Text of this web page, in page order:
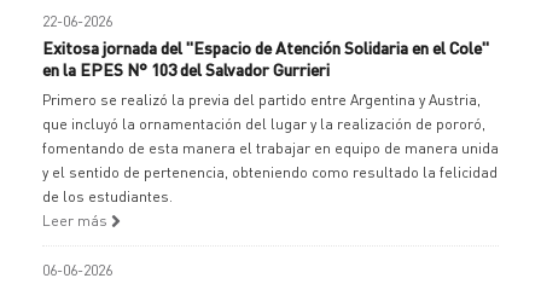
22-06-2026
Exitosa jornada del "Espacio de Atención Solidaria en el Cole"
en la EPES N° 103 del Salvador Gurrieri
Primero se realizó la previa del partido entre Argentina y Austria,
que incluyó la ornamentación del lugar y la realización de pororó,
fomentando de esta manera el trabajar en equipo de manera unida
y el sentido de pertenencia, obteniendo como resultado la felicidad
de los estudiantes.
Leer más
06-06-2026